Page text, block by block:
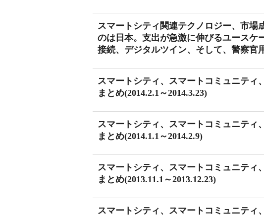
スマートシティ関連テクノロジー、市場
のは日本。支出が急激に伸びるユースケ
接続、デジタルツイン、そして、警察官
スマートシティ、スマートコミュニティ
まとめ(2014.2.1～2014.3.23)
スマートシティ、スマートコミュニティ
まとめ(2014.1.1～2014.2.9)
スマートシティ、スマートコミュニティ
まとめ(2013.11.1～2013.12.23)
スマートシティ、スマートコミュニティ